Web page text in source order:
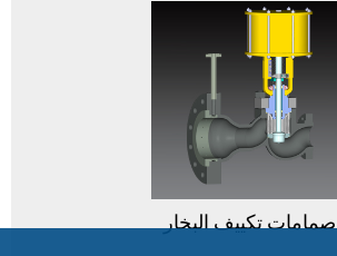
صمامات تكييف البخار